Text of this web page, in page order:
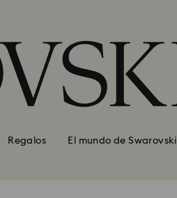
Regalos El mundo de Swarovski